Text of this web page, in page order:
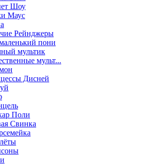
Шоу
Маус
Рейнджеры
пони
мультик
мульт...
Дисней
Поли
Свинка